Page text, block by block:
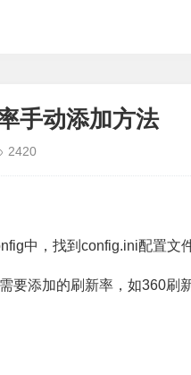
手动添加方法
2420
中，找到config.ini配置文
要添加的刷新率，如360刷